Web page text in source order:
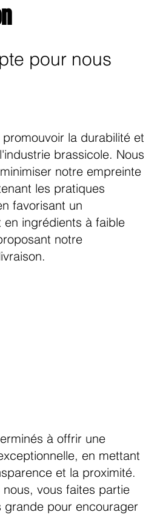
pour nous
la durabilité et
brassicole. Nous
notre empreinte
les pratiques
favorisant un
en ingrédients à faible
notre
à offrir une
en mettant
et la proximité.
vous faites partie
grande pour encourager